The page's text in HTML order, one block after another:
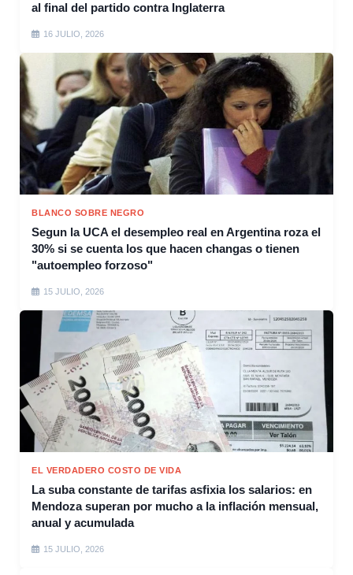
al final del partido contra Inglaterra
16 JULIO, 2026
BLANCO SOBRE NEGRO
Segun la UCA el desempleo real en Argentina roza el
30% si se cuenta los que hacen changas o tienen
"autoempleo forzoso"
15 JULIO, 2026
EL VERDADERO COSTO DE VIDA
La suba constante de tarifas asfixia los salarios: en
Mendoza superan por mucho a la inflación mensual,
anual y acumulada
15 JULIO, 2026